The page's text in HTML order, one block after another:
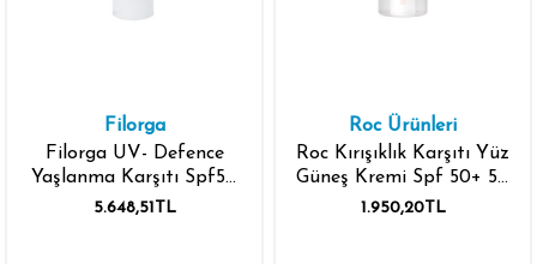
Filorga
Filorga UV- Defence
Yaşlanma Karşıtı Spf50
+ Leke Karşıtı Güneş
5.648,51TL
Roc Ürünleri
Roc Kırışıklık Karşıtı Yüz
Güneş Kremi Spf 50+ 50
ml
1.950,20TL